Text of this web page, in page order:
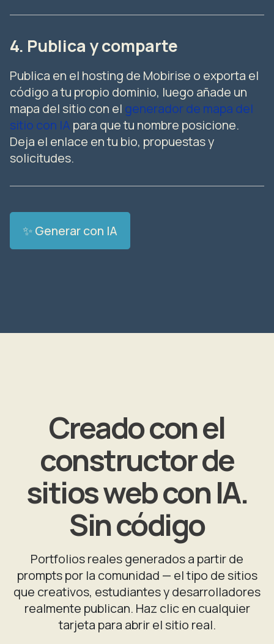
4. Publica y comparte
Publica en el hosting de Mobirise o exporta el
código a tu propio dominio, luego añade un
mapa del sitio con el generador de mapa del
sitio con IA para que tu nombre posicione.
Deja el enlace en tu bio, propuestas y
solicitudes.
✨ Generar con IA
Creado con el
constructor de
sitios web con IA.
Sin código
Portfolios reales generados a partir de
prompts por la comunidad — el tipo de sitios
que creativos, estudiantes y desarrolladores
realmente publican. Haz clic en cualquier
tarjeta para abrir el sitio real.